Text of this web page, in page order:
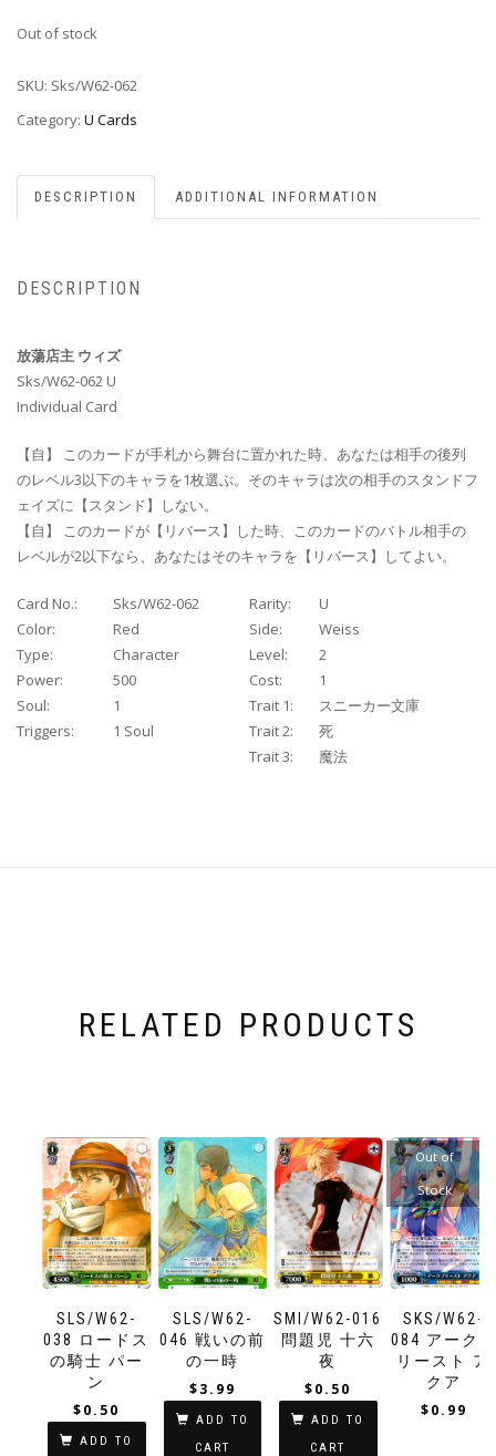
Out of stock
SKU: Sks/W62-062
Category: U Cards
DESCRIPTION ADDITIONAL INFORMATION
DESCRIPTION
放蕩店主 ウィズ
Sks/W62-062 U
Individual Card
【自】 このカードが手札から舞台に置かれた時、あなたは相手の後列
のレベル3以下のキャラを1枚選ぶ。そのキャラは次の相手のスタンドフ
ェイズに【スタンド】しない。
【自】 このカードが【リバース】した時、このカードのバトル相手の
レベルが2以下なら、あなたはそのキャラを【リバース】してよい。
Card No.: Sks/W62-062 Rarity:
U
Color:
Red Side:
Weiss
Type:
Character Level:
2
Power:
500 Cost:
1
Soul:
1 Trait 1:
スニーカー文庫
Triggers:
1 Soul Trait 2:
死
Trait 3:
魔法
RELATED PRODUCTS
SLS/W62-
038 ロードス
の騎士 パー
ン
$0.50
ADD TO
SLS/W62-
046 戦いの前
の一時
$3.99
ADD TO
CART
SMI/W62-016
問題児 十六
夜
$0.50
ADD TO
CART
SKS/W62-
084 アークプ
リースト ア
クア
Out of
Stock
$0.99